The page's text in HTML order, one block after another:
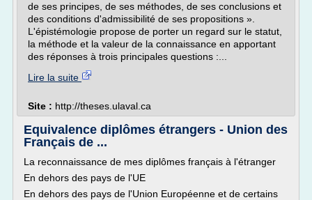
de ses principes, de ses méthodes, de ses conclusions et
des conditions d'admissibilité de ses propositions ».
L'épistémologie propose de porter un regard sur le statut,
la méthode et la valeur de la connaissance en apportant
des réponses à trois principales questions :...
Lire la suite
Site : http://theses.ulaval.ca
Equivalence diplômes étrangers - Union des
Français de ...
La reconnaissance de mes diplômes français à l'étranger
En dehors des pays de l'UE
En dehors des pays de l'Union Européenne et de certains